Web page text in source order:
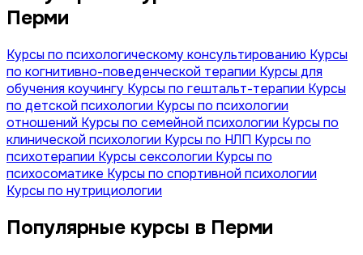
Перми
Курсы по психологическому консультированию Курсы
по когнитивно-поведенческой терапии Курсы для
обучения коучингу Курсы по гештальт-терапии Курсы
по детской психологии Курсы по психологии
отношений Курсы по семейной психологии Курсы по
клинической психологии Курсы по НЛП Курсы по
психотерапии Курсы сексологии Курсы по
психосоматике Курсы по спортивной психологии
Курсы по нутрициологии
Популярные курсы в Перми